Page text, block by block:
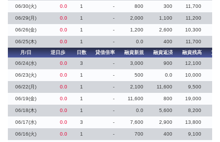
06/30(火) 0.0 1 - 800 300 11,700
06/29(月) 0.0 1 - 2,000 1,100 11,200
06/26(金) 0.0 1 - 1,200 2,600 10,300
06/25(木) 0.0 1 - 0.0 400
11,700
月/日
逆日歩 日数 貸借倍率 融資新規 融資返済 融資残高
貸
06/24(水)
0.0 3 - 3,000 900 12,100
06/23(火) 0.0 1 - 500 0.0 10,000
06/22(月) 0.0 1 - 2,100 11,600 9,500
06/19(金) 0.0 1 - 11,600 800 19,000
06/18(木) 0.0 1 - 0.0 5,600 8,200
06/17(水) 0.0 3 - 7,600 2,900 13,800
06/16(火) 0.0 1 - 700 400 9,100